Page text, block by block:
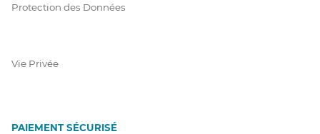
Protection des Données
Vie Privée
PAIEMENT SÉCURISÉ